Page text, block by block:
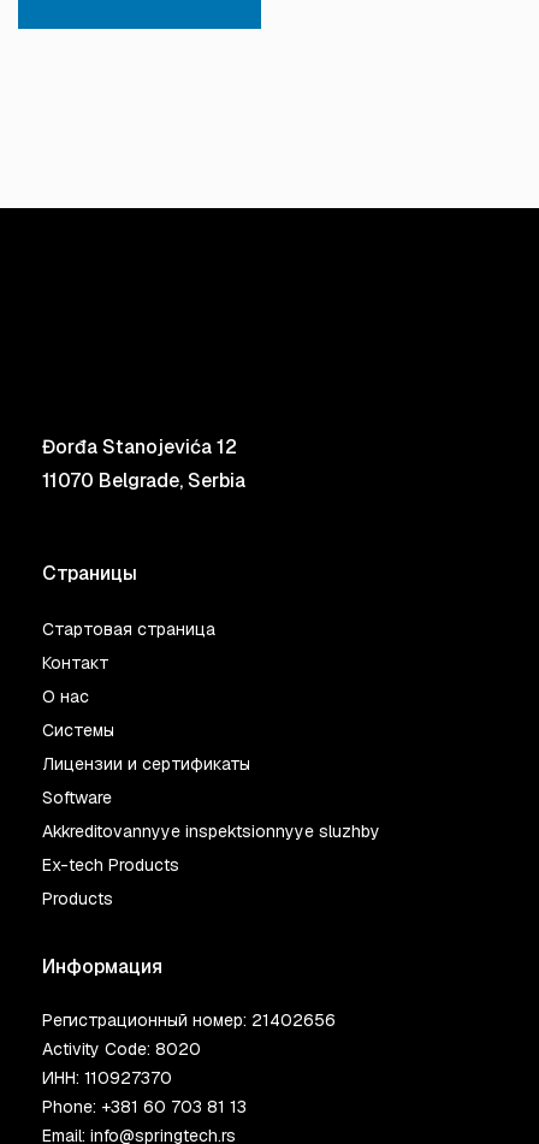
Đorđa Stanojevića 12
11070 Belgrade, Serbia
Страницы
Стартовая страница
Контакт
О нас
Системы
Лицензии и сертификаты
Software
Akkreditovannyye inspektsionnyye sluzhby
Ex-tech Products
Products
Информация
Регистрационный номер: 21402656
Activity Code: 8020
ИНН: 110927370
Phone: +381 60 703 81 13
Email: info@springtech.rs